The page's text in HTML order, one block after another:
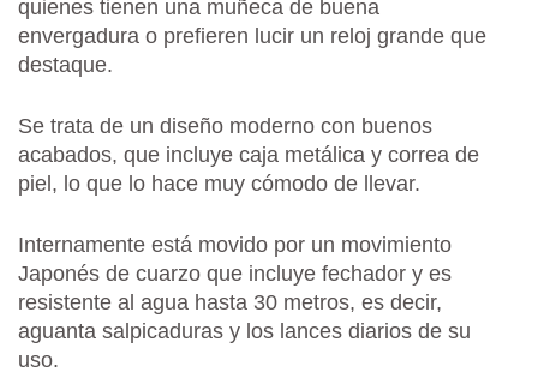
quienes tienen una muñeca de buena
envergadura o prefieren lucir un reloj grande que
destaque.
Se trata de un diseño moderno con buenos
acabados, que incluye caja metálica y correa de
piel, lo que lo hace muy cómodo de llevar.
Internamente está movido por un movimiento
Japonés de cuarzo que incluye fechador y es
resistente al agua hasta 30 metros, es decir,
aguanta salpicaduras y los lances diarios de su
uso.